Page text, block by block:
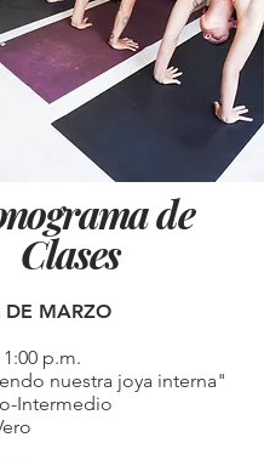
de
Clases
DE MARZO
p.m.
nuestra joya interna"
Intermedio